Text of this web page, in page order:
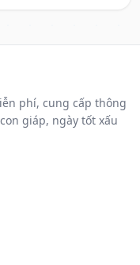
phí, cung cấp thông
giáp, ngày tốt xấu